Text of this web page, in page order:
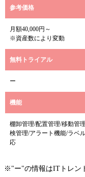
参考価格
月額40,000円～
※資産数により変動
無料トライアル
ー
機能
棚卸管理/配置管理/移動管
検管理/アラート機能/ラベ
応
※"ー"の情報はITトレン